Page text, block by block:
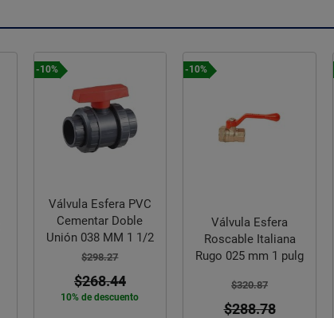
-10%
Válvula Esfera PVC
Cementar Doble
Unión 038 MM 1 1/2
$298.27
$268.44
10% de descuento
-10%
Válvula Esfera
Roscable Italiana
Rugo 025 mm 1 pulg
$320.87
$288.78